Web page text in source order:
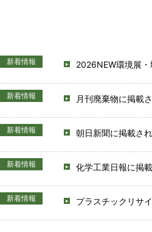
新着情報 2026NEW環境展
新着情報 月刊廃棄物に掲載
新着情報 朝日新聞に掲載さ
新着情報 化学工業日報に掲
新着情報 プラスチックリサ